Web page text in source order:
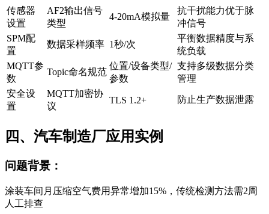
传感器
设置
AF2输出信号
类型
4-20mA模拟量
抗干扰能力优于脉
冲信号
SPM配
置
数据采样频率 1秒/次
平衡数据精度与系
统负载
MQTT参
数
Topic命名规范
位置/设备类型/
参数
支持多级数据分类
管理
安全设
置
MQTT加密协
议
TLS 1.2+ 防止生产数据泄露
四、汽车制造厂应用实例
问题背景：
涂装车间月压缩空气费用异常增加15%，传统检测方法需2周
人工排查